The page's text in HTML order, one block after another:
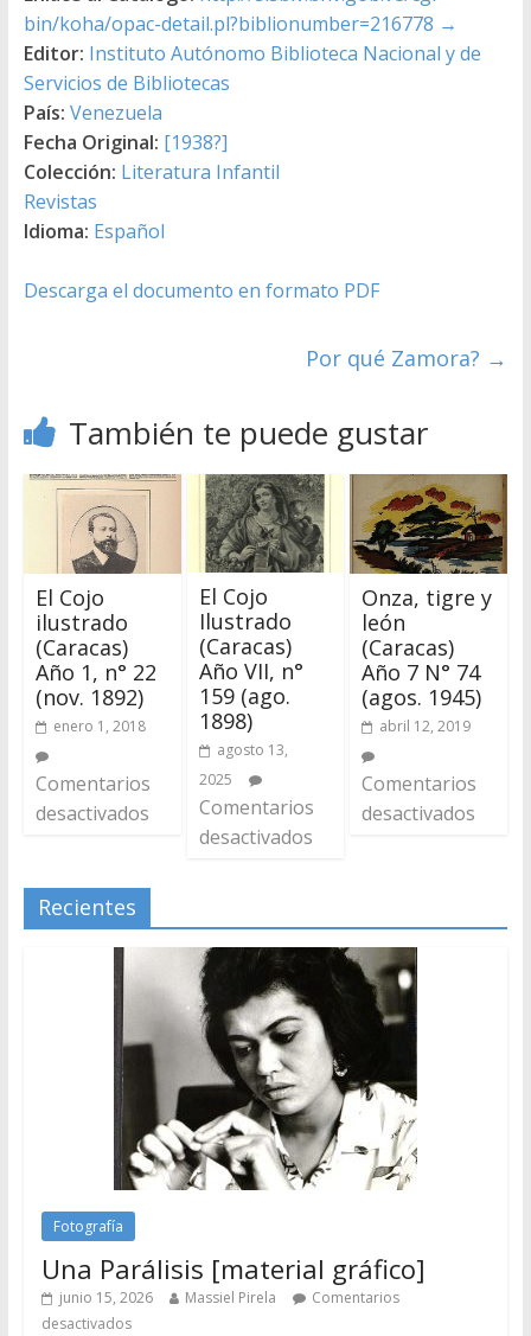
bin/koha/opac-detail.pl?biblionumber=216778 →
Editor: Instituto Autónomo Biblioteca Nacional y de
Servicios de Bibliotecas
País: Venezuela
Fecha Original: [1938?]
Colección: Literatura Infantil
Revistas
Idioma: Español
Descarga el documento en formato PDF
Por qué Zamora? →
También te puede gustar
El Cojo
ilustrado
(Caracas)
Año 1, n° 22
(nov. 1892)
enero 1, 2018
Comentarios
desactivados
El Cojo
Ilustrado
(Caracas)
Año VII, n°
159 (ago.
1898)
agosto 13,
2025
Comentarios
desactivados
Onza, tigre y
león
(Caracas)
Año 7 N° 74
(agos. 1945)
abril 12, 2019
Comentarios
desactivados
Recientes
Fotografía
Una Parálisis [material gráfico]
junio 15, 2026 Massiel Pirela
Comentarios
desactivados